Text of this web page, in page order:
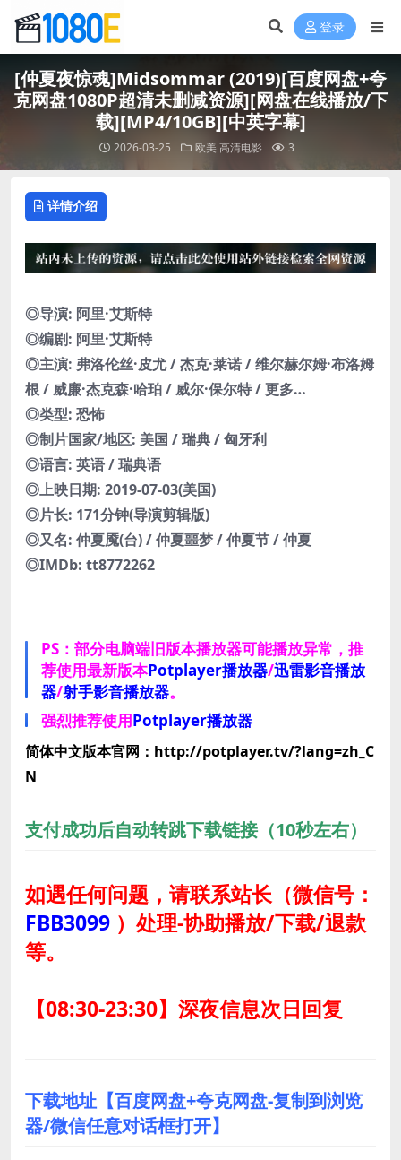
登录
[仲夏夜惊魂]Midsommar (2019)[百度网盘+夸
克网盘1080P超清未删减资源][网盘在线播放/下
载][MP4/10GB][中英字幕]
2026-03-25 欧美高清电影 3
详情介绍
◎导演: 阿里·艾斯特
◎编剧: 阿里·艾斯特
◎主演: 弗洛伦丝·皮尤 / 杰克·莱诺 / 维尔赫尔姆·布洛姆
根 / 威廉·杰克森·哈珀 / 威尔·保尔特 / 更多…
◎类型: 恐怖
◎制片国家/地区: 美国 / 瑞典 / 匈牙利
◎语言: 英语 / 瑞典语
◎上映日期: 2019-07-03(美国)
◎片长: 171分钟(导演剪辑版)
◎又名: 仲夏魇(台) / 仲夏噩梦 / 仲夏节 / 仲夏
◎IMDb: tt8772262
PS：部分电脑端旧版本播放器可能播放异常，推
荐使用最新版本Potplayer播放器/迅雷影音播放
器/射手影音播放器。
强烈推荐使用Potplayer播放器
简体中文版本官网：http://potplayer.tv/?lang=zh_C
N
支付成功后自动转跳下载链接（10秒左右）
如遇任何问题，请联系站长（微信号：
FBB3099 ） 处理-协助播放/下载/退款
等。
【08:30-23:30】深夜信息次日回复
下载地址【百度网盘+夸克网盘-复制到浏览
器/微信任意对话框打开】